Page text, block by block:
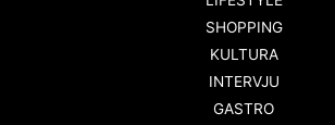
SHOPPING
KULTURA
INTERVJU
GASTRO